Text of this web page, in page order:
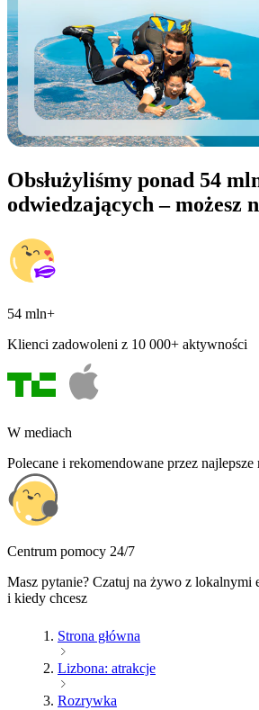
Obsłużyliśmy ponad 54
odwiedzających – możesz
54 mln+
Klienci zadowoleni z 10 000+ aktywności
W mediach
Polecane i rekomendowane przez najlepsze
Centrum pomocy 24/7
Masz pytanie? Czatuj na żywo z lokalnymi
i kiedy chcesz
Strona główna
Lizbona: atrakcje
Rozrywka